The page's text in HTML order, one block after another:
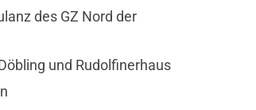
des GZ Nord der
und Rudolfinerhaus